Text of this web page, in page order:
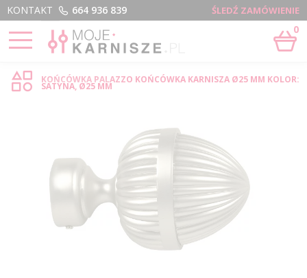
Menu
KONTAKT ŚLEDŹ ZAMÓWIENIE
664 936 839
0
STRONA GŁÓWNA › PALAZZO - SKLEP INTERNETOWY
KOŃCÓWKA PALAZZO KOŃCÓWKA KARNISZA Ø25 MM KOLOR:
SATYNA, Ø25 MM